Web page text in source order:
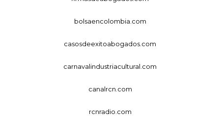
bolsaencolombia.com
casosdeexitoabogados.com
carnavalindustriacultural.com
canalrcn.com
rcnradio.com